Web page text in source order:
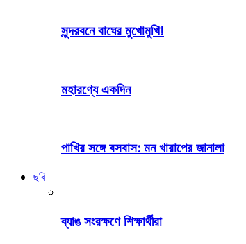
সুন্দরবনে বাঘের মুখোমুখি!
মহারণ্যে একদিন
পাখির সঙ্গে বসবাস: মন খারাপের জানালা
ছবি
ব্যাঙ সংরক্ষণে শিক্ষার্থীরা